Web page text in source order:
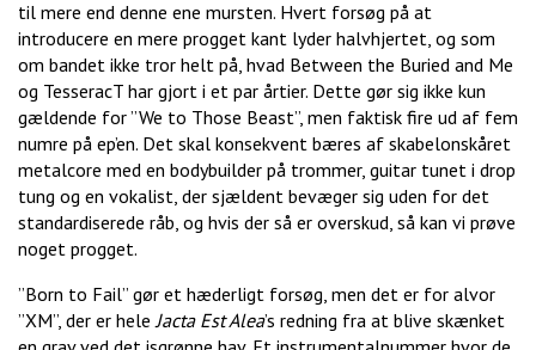
til mere end denne ene mursten. Hvert forsøg på at
introducere en mere progget kant lyder halvhjertet, og som
om bandet ikke tror helt på, hvad Between the Buried and Me
og TesseracT har gjort i et par årtier. Dette gør sig ikke kun
gældende for ”We to Those Beast”, men faktisk fire ud af fem
numre på ep’en. Det skal konsekvent bæres af skabelonskåret
metalcore med en bodybuilder på trommer, guitar tunet i drop
tung og en vokalist, der sjældent bevæger sig uden for det
standardiserede råb, og hvis der så er overskud, så kan vi prøve
noget progget.
”Born to Fail” gør et hæderligt forsøg, men det er for alvor
”XM”, der er heleJacta Est Alea’s redning fra at blive skænket